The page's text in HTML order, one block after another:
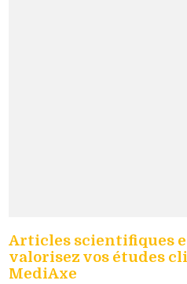
Articles scientifiques
valorisez vos études
MediAxe